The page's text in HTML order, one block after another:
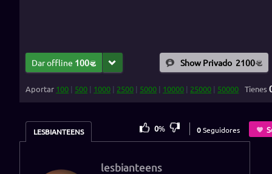
Dar offline 100 Show Privado 2100
Aportar 100 | 500 | 1000 | 2500 | 5000 | 10000 | 25000 | 50000 Tienes
LESBIANTEENS 0% 0Seguidores
lesbianteens